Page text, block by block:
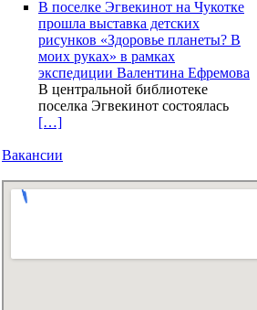
В поселке Эгвекинот на Чукотке
прошла выставка детских
рисунков «Здоровье планеты? В
моих руках» в рамках
экспедиции Валентина Ефремова
В центральной библиотеке
поселка Эгвекинот состоялась
[…]
Вакансии